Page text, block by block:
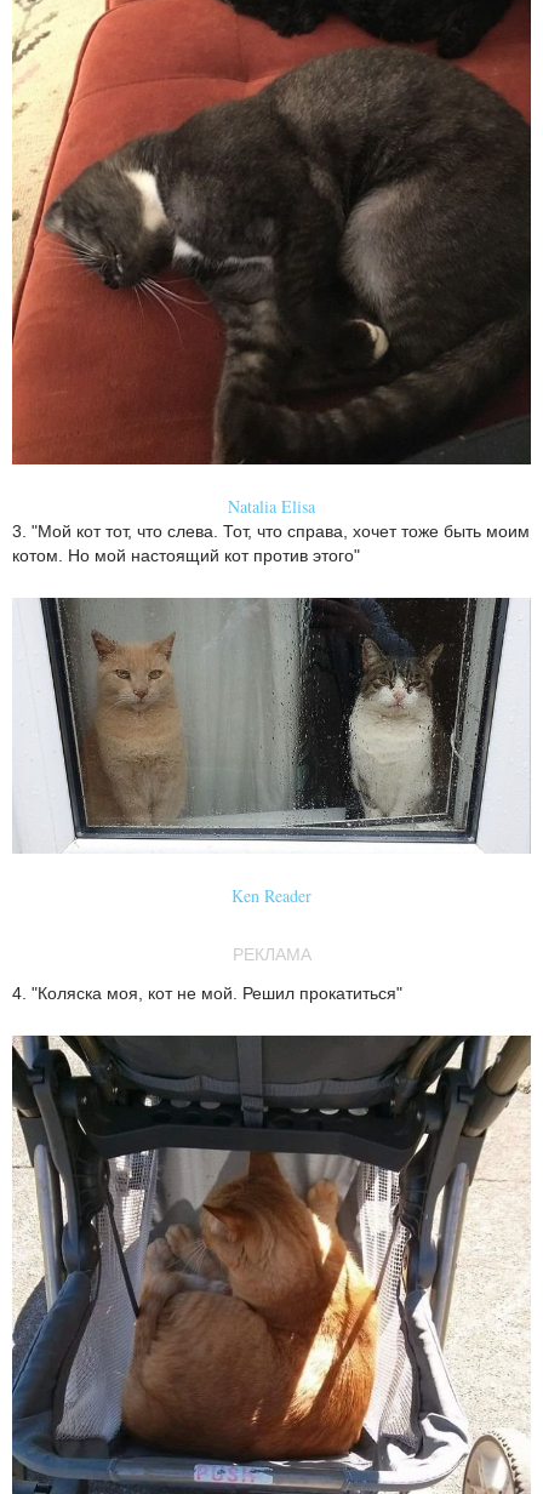
Natalia Elisa
3. "Мой кот тот, что слева. Тот, что справа, хочет тоже быть моим
котом. Но мой настоящий кот против этого"
Ken Reader
РЕКЛАМА
4. "Коляска моя, кот не мой. Решил прокатиться"